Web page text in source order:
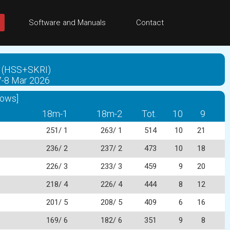
Software and Manuals Contact
8 Mar 2026
18m-1 18m-2 Tot. 10 9
251/ 1 263/ 1 514 10
21
236/ 2 237/ 2 473 10
18
226/ 3 233/ 3 459 9
20
218/ 4 226/ 4 444 8
12
201/ 5 208/ 5 409 6
16
169/ 6 182/ 6 351 9
8